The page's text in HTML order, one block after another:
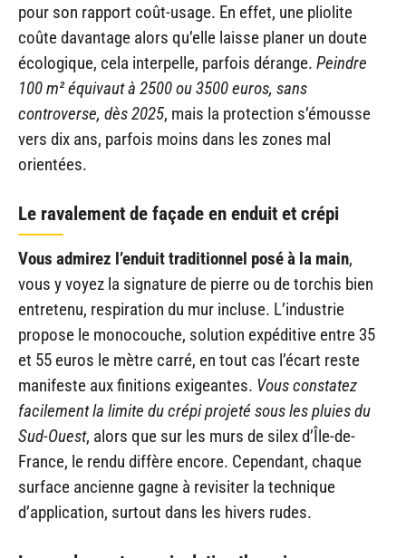
pour son rapport coût-usage. En effet, une pliolite
coûte davantage alors qu’elle laisse planer un doute
écologique, cela interpelle, parfois dérange. Peindre
100 m² équivaut à 2500 ou 3500 euros, sans
controverse, dès 2025, mais la protection s’émousse
vers dix ans, parfois moins dans les zones mal
orientées.
Le ravalement de façade en enduit et crépi
Vous admirez l’enduit traditionnel posé à la main,
vous y voyez la signature de pierre ou de torchis bien
entretenu, respiration du mur incluse. L’industrie
propose le monocouche, solution expéditive entre 35
et 55 euros le mètre carré, en tout cas l’écart reste
manifeste aux finitions exigeantes. Vous constatez
facilement la limite du crépi projeté sous les pluies du
Sud-Ouest, alors que sur les murs de silex d’Île-de-
France, le rendu diffère encore. Cependant, chaque
surface ancienne gagne à revisiter la technique
d’application, surtout dans les hivers rudes.